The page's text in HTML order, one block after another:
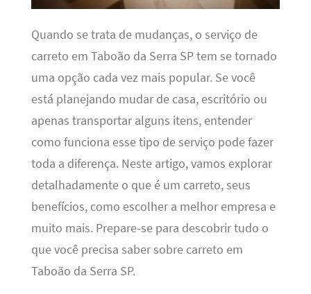
Quando se trata de mudanças, o serviço de
carreto em Taboão da Serra SP tem se tornado
uma opção cada vez mais popular. Se você
está planejando mudar de casa, escritório ou
apenas transportar alguns itens, entender
como funciona esse tipo de serviço pode fazer
toda a diferença. Neste artigo, vamos explorar
detalhadamente o que é um carreto, seus
benefícios, como escolher a melhor empresa e
muito mais. Prepare-se para descobrir tudo o
que você precisa saber sobre carreto em
Taboão da Serra SP.